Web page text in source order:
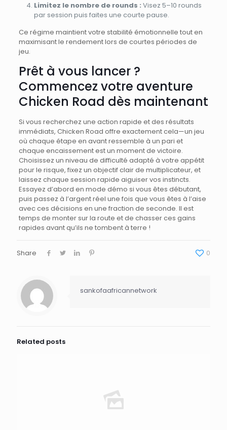
Limitez le nombre de rounds : Visez 5–10 rounds
par session puis faites une courte pause.
Ce régime maintient votre stabilité émotionnelle tout en
maximisant le rendement lors de courtes périodes de
jeu.
Prêt à vous lancer ?
Commencez votre aventure
Chicken Road dès maintenant
Si vous recherchez une action rapide et des résultats
immédiats, Chicken Road offre exactement cela—un jeu
où chaque étape en avant ressemble à un pari et
chaque encaissement est un moment de victoire.
Choisissez un niveau de difficulté adapté à votre appétit
pour le risque, fixez un objectif clair de multiplicateur, et
laissez chaque session rapide aiguiser vos instincts.
Essayez d’abord en mode démo si vous êtes débutant,
puis passez à l’argent réel une fois que vous êtes à l’aise
avec ces décisions en une fraction de seconde. Il est
temps de monter sur la route et de chasser ces gains
rapides avant qu’ils ne tombent à terre !
Share 0
sankofaafricannetwork
Related posts